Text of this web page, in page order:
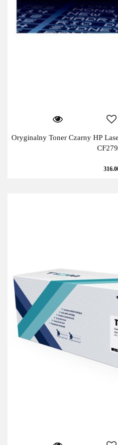
Oryginalny Toner Czarny HP